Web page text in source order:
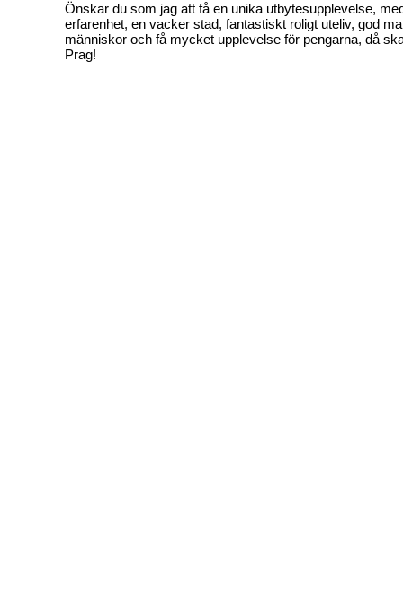
Önskar du som jag att få en unika utbytesupplevelse,
erfarenhet, en vacker stad, fantastiskt roligt uteliv, god
människor och få mycket upplevelse för pengarna, då
Prag!